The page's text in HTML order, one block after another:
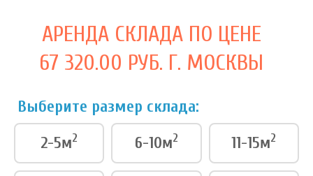
АРЕНДА СКЛАДА ПО ЦЕНЕ
67 320.00 РУБ. Г. МОСКВЫ
Выберите размер склада:
2-5м2 6-10м2 11-15м2